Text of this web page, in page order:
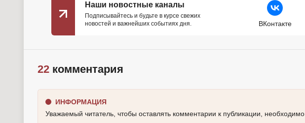
Наши новостные каналы
Подписывайтесь и будьте в курсе свежих
новостей и важнейших событиях дня.
ВКонтакте
22 комментария
ИНФОРМАЦИЯ
Уважаемый читатель, чтобы оставлять комментарии к публикации, необходимо